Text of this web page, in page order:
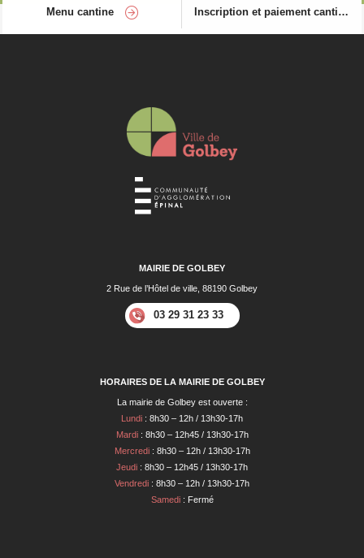
Menu cantine Inscription et paiement cantine
MAIRIE DE GOLBEY
2 Rue de l’Hôtel de ville, 88190 Golbey
03 29 31 23 33
HORAIRES DE LA MAIRIE DE GOLBEY
La mairie de Golbey est ouverte :
Lundi : 8h30 – 12h / 13h30-17h
Mardi: 8h30 – 12h45 / 13h30-17h
Mercredi: 8h30 – 12h / 13h30-17h
Jeudi : 8h30 – 12h45 / 13h30-17h
Vendredi : 8h30 – 12h / 13h30-17h
Samedi: Fermé